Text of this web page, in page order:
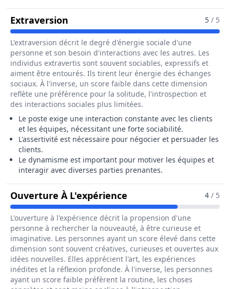
Extraversion Pour Le Métier De Chef / Cheffe
5 / 5
L'extraversion décrit le degré d'énergie sociale d'une
personne et son besoin d'interactions avec les autres. Les
individus extravertis sont souvent sociables, expressifs et
aiment être entourés. Ils tirent leur énergie des échanges
sociaux. À l'inverse, un score faible dans cette dimension
reflète une préférence pour la solitude, l'introspection et
des interactions sociales plus limitées.
Le poste exige une interaction constante avec les clients
et les équipes, nécessitant une forte sociabilité.
L'assertivité est nécessaire pour négocier et persuader les
clients.
Le dynamisme est important pour motiver les équipes et
interagir avec diverses parties prenantes.
Ouverture À L'expérience Pour Le Métier De
4 / 5
L'ouverture à l'expérience décrit la propension d'une
personne à rechercher la nouveauté, à être curieuse et
imaginative. Les personnes ayant un score élevé dans cette
dimension sont souvent créatives, curieuses et ouvertes aux
idées nouvelles. Elles apprécient l'art, les expériences
inédites et la réflexion profonde. À l'inverse, les personnes
ayant un score faible préfèrent la routine, les choses